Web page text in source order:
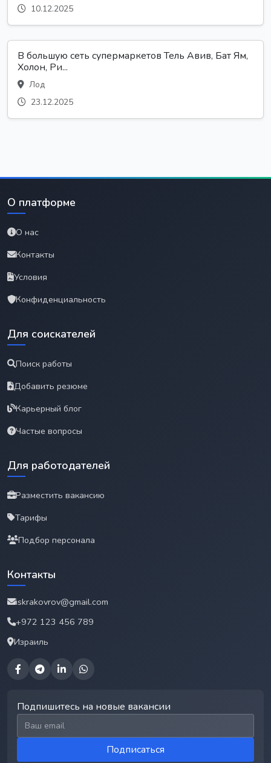
10.12.2025
В большую сеть супермаркетов Тель Авив, Бат Ям,
Холон, Ри...
Лод
23.12.2025
О платформе
О нас
Контакты
Условия
Конфиденциальность
Для соискателей
Поиск работы
Добавить резюме
Карьерный блог
Частые вопросы
Для работодателей
Разместить вакансию
Тарифы
Подбор персонала
Контакты
iskrakovrov@gmail.com
+972 123 456 789
Израиль
Подпишитесь на новые вакансии
Email для подписки
Подписаться